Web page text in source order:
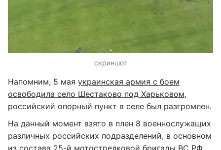
скриншот
Напомним, 5 мая украинская армия с боем
освободила село Шестаково под Харьковом,
российский опорный пункт в селе был разгромлен.
На данный момент взято в плен 8 военнослужащих
различных российских подразделений, в основном
из состава 25-й мотострелковой бригады ВС РФ.